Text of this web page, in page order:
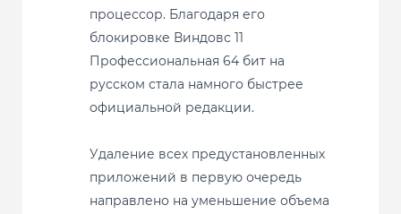
процессор. Благодаря его
блокировке Виндовс 11
Профессиональная 64 бит на
русском стала намного быстрее
официальной редакции.
Удаление всех предустановленных
приложений в первую очередь
направлено на уменьшение объема